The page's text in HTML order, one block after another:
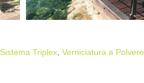
Sistema Triplex Verniciatura a Polvere